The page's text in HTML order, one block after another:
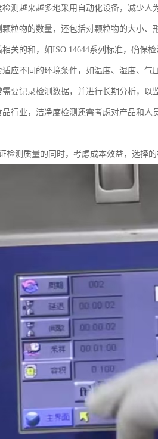
测越来越多地采用自动化设备，减少人
粒物的数量，还包括对颗粒物的大小、
关的和，如ISO 14644系列标准，确保检
应不同的环境条件，如温度、湿度、气
要记录检测数据，并进行长期分析，以
行业，洁净度检测还需考虑对产品和
检测质量的同时，考虑成本效益，选择